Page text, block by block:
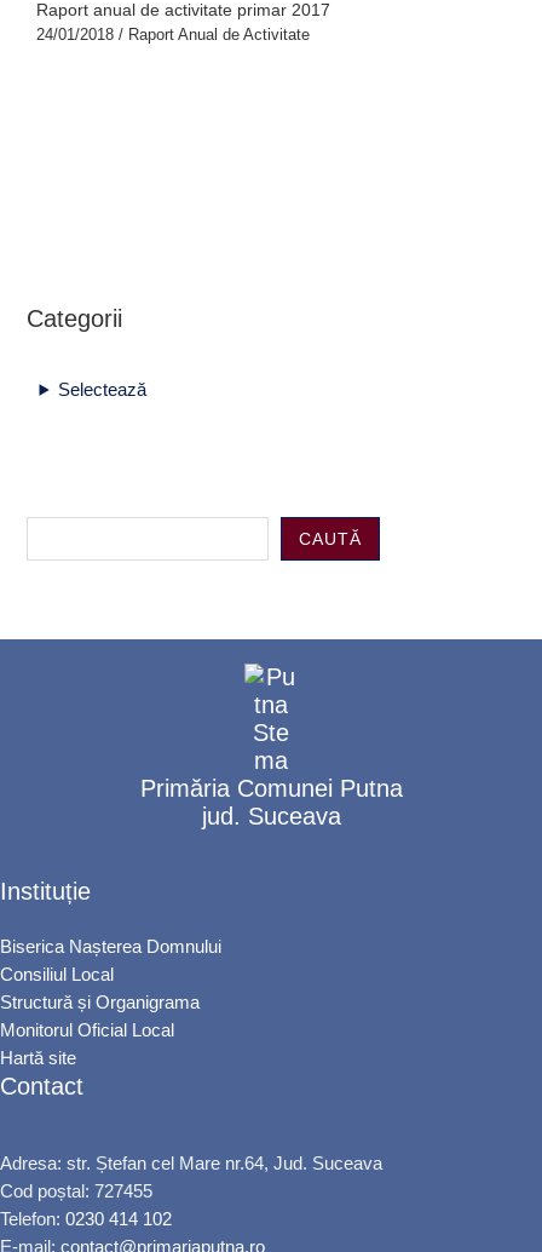
Raport anual de activitate primar 2017
24/01/2018 / Raport Anual de Activitate
Categorii
Selectează
CAUTĂ
Primăria Comunei Putna
jud. Suceava
Instituție
Biserica Nașterea Domnului
Consiliul Local
Structură și Organigrama
Monitorul Oficial Local
Hartă site
Contact
Adresa: str. Ștefan cel Mare nr.64, Jud. Suceava
Cod poștal: 727455
Telefon: 0230 414 102
E-mail: contact@primariaputna.ro